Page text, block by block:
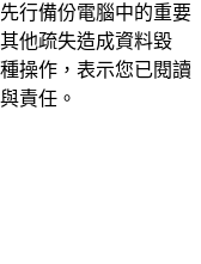
行備份電腦中的重要
他疏失造成資料毀
操作，表示您已閱讀
責任。